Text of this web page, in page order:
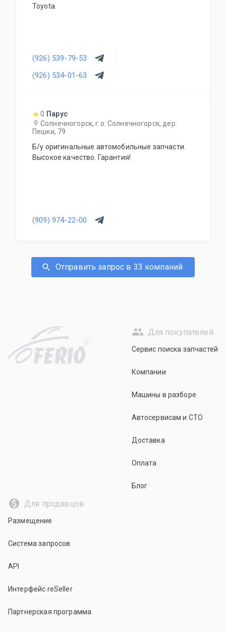
Toyota.
(926) 539-79-53
(926) 534-01-63
0 Парус
Солнечногорск, г.о. Солнечногорск, дер.
Пешки, 79
Б/у оригинальные автомобильные запчасти.
Высокое качество. Гарантия!
(909) 974-22-00
Отправить запрос в 33 компаний
R
Для покупателей
Сервис поиска запчастей
Компании
Машины в разборе
Автосервисам и СТО
Доставка
Оплата
Блог
Для продавцов
Размещение
Система запросов
API
Интерфейс reSeller
Партнерская программа